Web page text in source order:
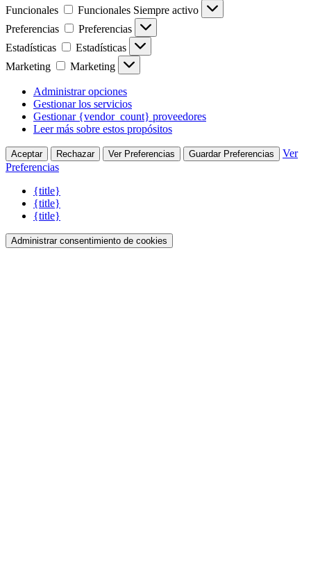
Funcionales
Funcionales Siempre activo
Preferencias
Preferencias
Estadísticas
Estadísticas
Marketing
Marketing
Administrar opciones
Gestionar los servicios
Gestionar {vendor_count} proveedores
Leer más sobre estos propósitos
Aceptar Rechazar Ver Preferencias Guardar Preferencias
Ver
Preferencias
{title}
{title}
{title}
Administrar consentimiento de cookies